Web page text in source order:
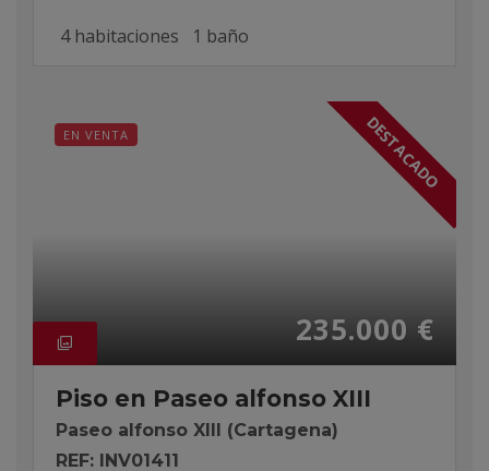
4 habitaciones 1 baño
EN VENTA DESTACADO
235.000 €
Piso en Paseo alfonso XIII
Paseo alfonso XIII (Cartagena)
REF: INV01411